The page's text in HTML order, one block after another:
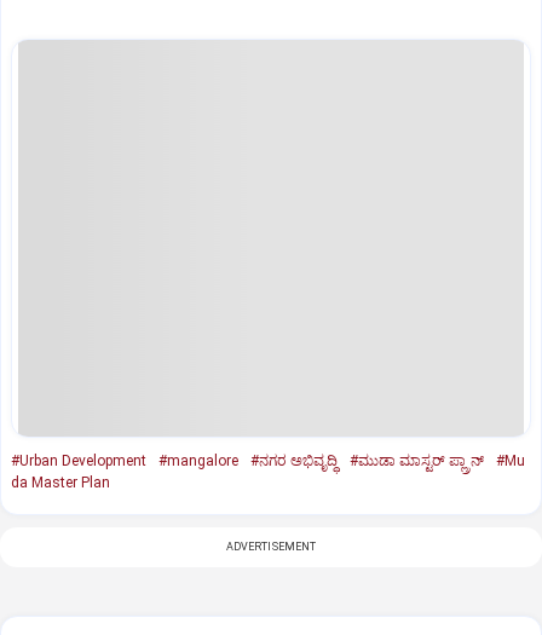
#Urban Development #mangalore #ನಗರ ಅಭಿವೃದ್ಧಿ #ಮುಡಾ ಮಾಸ್ಟರ್‌ ಪ್ಲ್ರಾನ್‌
#Mu
da Master Plan
ADVERTISEMENT